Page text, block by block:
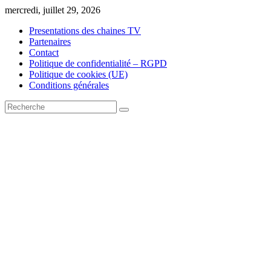
Skip
content
mercredi, juillet 29, 2026
Presentations des chaines TV
Partenaires
Contact
Politique de confidentialité – RGPD
Politique de cookies (UE)
Conditions générales